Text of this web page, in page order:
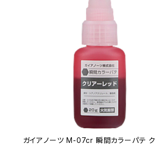
ガイアノーツ M-07cr 瞬間カラーパテ ク